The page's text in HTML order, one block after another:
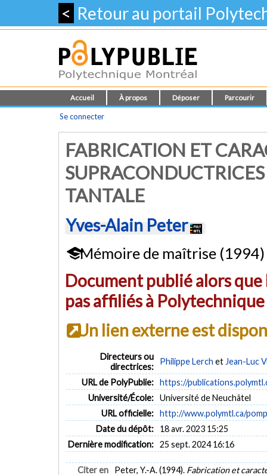
< Retour au portail
Accueil À propos Déposer Parcourir
Se connecter
FABRICATION ET
TANTALE
Yves-Alain Peter
Mémoire de maîtrise (1994)
Document publié alors
pas affiliés à
Un lien externe est
Directeurs ou
directrices:
Philippe Lerch et Jean-Luc
URL de PolyPublie: https://
Université/École: Université de Neuchâtel
URL officielle: http://www.polymtl.ca/
Date du dépôt:
18 avr. 2023 15:25
Dernière modification: 25 sept. 2024 16:16
Citer en
Peter, Y.-A. (1994). Fabrication et